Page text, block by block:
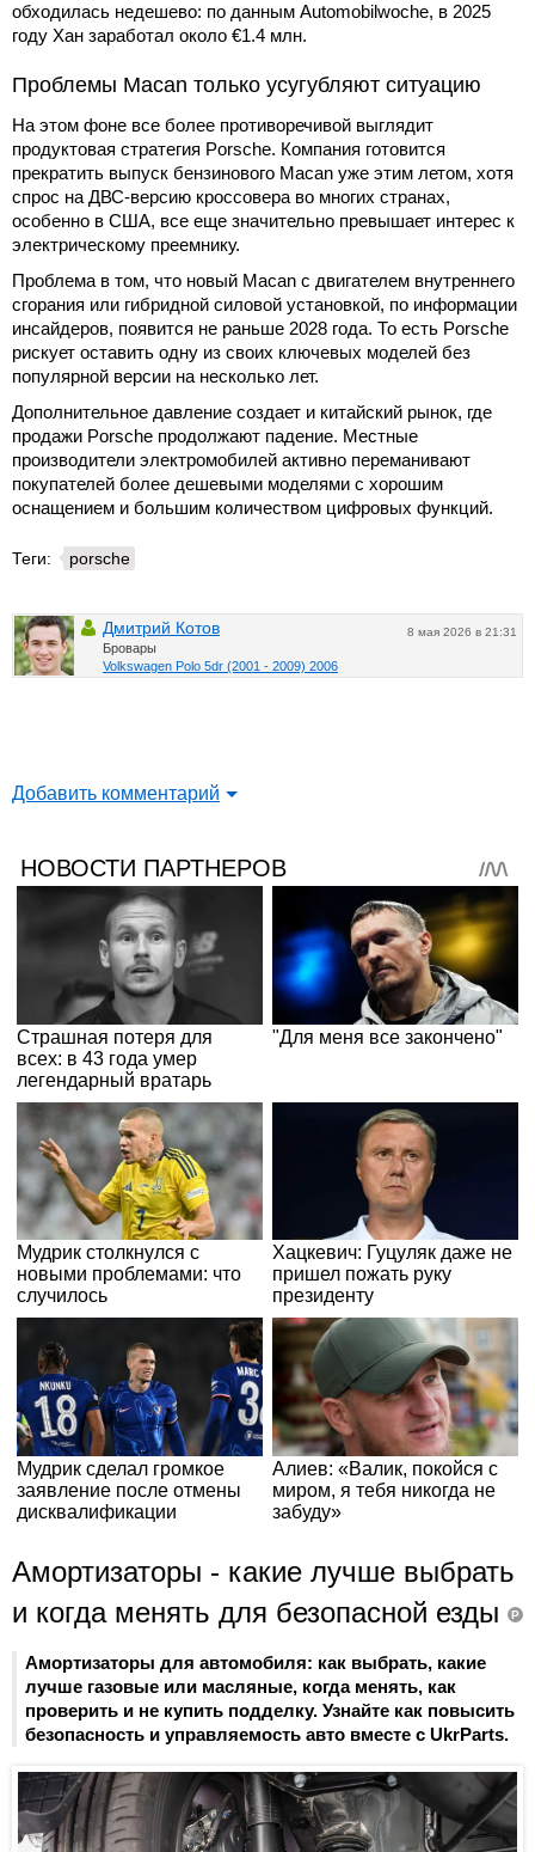
обходилась недешево: по данным Automobilwoche, в 2025
году Хан заработал около €1.4 млн.
Проблемы Macan только усугубляют ситуацию
На этом фоне все более противоречивой выглядит
продуктовая стратегия Porsche. Компания готовится
прекратить выпуск бензинового Macan уже этим летом, хотя
спрос на ДВС-версию кроссовера во многих странах,
особенно в США, все еще значительно превышает интерес к
электрическому преемнику.
Проблема в том, что новый Macan с двигателем внутреннего
сгорания или гибридной силовой установкой, по информации
инсайдеров, появится не раньше 2028 года. То есть Porsche
рискует оставить одну из своих ключевых моделей без
популярной версии на несколько лет.
Дополнительное давление создает и китайский рынок, где
продажи Porsche продолжают падение. Местные
производители электромобилей активно переманивают
покупателей более дешевыми моделями с хорошим
оснащением и большим количеством цифровых функций.
Теги: porsche
8 мая 2026 в 21:31
Дмитрий Котов
Бровары
Volkswagen Polo 5dr (2001 - 2009) 2006
Добавить комментарий
Амортизаторы - какие лучше выбрать
и когда менять для безопасной езды
P
Амортизаторы для автомобиля: как выбрать, какие
лучше газовые или масляные, когда менять, как
проверить и не купить подделку. Узнайте как повысить
безопасность и управляемость авто вместе с UkrParts.